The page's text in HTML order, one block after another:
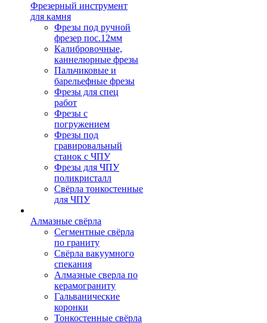
Фрезерный инструмент
для камня
Фрезы под ручной
фрезер пос.12мм
Калибровочные,
каннелюрные фрезы
Пальчиковые и
барельефные фрезы
Фрезы для спец
работ
Фрезы с
погружением
Фрезы под
гравировальный
станок с ЧПУ
Фрезы для ЧПУ
поликристалл
Свёрла тонкостенные
для ЧПУ
Алмазные свёрла
Сегментные свёрла
по граниту
Свёрла вакуумного
спекания
Алмазные сверла по
керамограниту
Гальванические
коронки
Тонкостенные свёрла